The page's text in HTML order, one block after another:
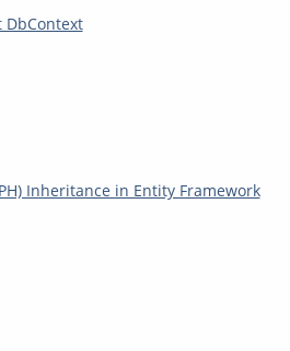
DbContext
Inheritance in Entity Framework